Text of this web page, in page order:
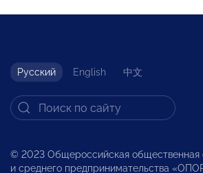
Русский English 中文
© 2023 Общероссийская общественная
и среднего предпринимательства